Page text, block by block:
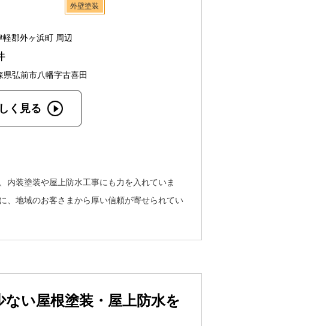
外壁塗装
軽郡外ヶ浜町 周辺
弘前市八幡字古喜田
く見る
内装塗装や屋上防水工事にも力を入れていま
、地域のお客さまから厚い信頼が寄せられてい
い屋根塗装・屋上防水を